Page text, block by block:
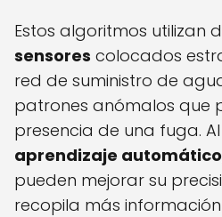
Estos algoritmos utilizan
sensores colocados
red de suministro de
patrones anómalos que
presencia de una fuga.
aprendizaje automático
pueden mejorar su
recopila más